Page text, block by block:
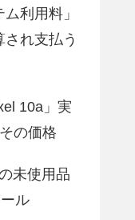
利用料」
れ支払う
10a」実
の価格
未使用品
ル